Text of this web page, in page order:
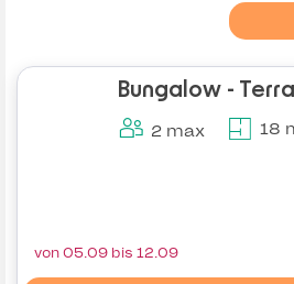
Bungalow -
2 max 18
von 05.09 bis 12.09